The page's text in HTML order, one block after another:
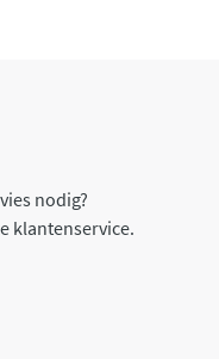
nodig?
klantenservice.